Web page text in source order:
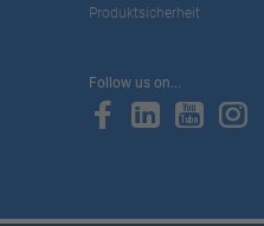
Produktsicherheit
Follow us on...